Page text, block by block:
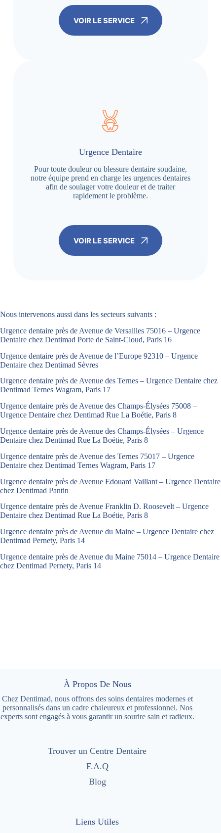
VOIR LE SERVICE
Urgence Dentaire
Pour toute douleur ou blessure dentaire soudaine,
notre équipe prend en charge les urgences dentaires
afin de soulager votre douleur et de traiter
rapidement le problème.
VOIR LE SERVICE
Nous intervenons aussi dans les secteurs suivants :
Urgence dentaire près de Avenue de Versailles 75016 – Urgence
Dentaire chez Dentimad Porte de Saint-Cloud, Paris 16
Urgence dentaire près de Avenue de l’Europe 92310 – Urgence
Dentaire chez Dentimad Sèvres
Urgence dentaire près de Avenue des Ternes – Urgence Dentaire chez
Dentimad Ternes Wagram, Paris 17
Urgence dentaire près de Avenue des Champs-Élysées 75008 –
Urgence Dentaire chez Dentimad Rue La Boétie, Paris 8
Urgence dentaire près de Avenue des Champs-Élysées – Urgence
Dentaire chez Dentimad Rue La Boétie, Paris 8
Urgence dentaire près de Avenue des Ternes 75017 – Urgence
Dentaire chez Dentimad Ternes Wagram, Paris 17
Urgence dentaire près de Avenue Edouard Vaillant – Urgence Dentaire
chez Dentimad Pantin
Urgence dentaire près de Avenue Franklin D. Roosevelt – Urgence
Dentaire chez Dentimad Rue La Boétie, Paris 8
Urgence dentaire près de Avenue du Maine – Urgence Dentaire chez
Dentimad Pernety, Paris 14
Urgence dentaire près de Avenue du Maine 75014 – Urgence Dentaire
chez Dentimad Pernety, Paris 14
À Propos De Nous
Chez Dentimad, nous offrons des soins dentaires modernes et
personnalisés dans un cadre chaleureux et professionnel. Nos
experts sont engagés à vous garantir un sourire sain et radieux.
Trouver un Centre Dentaire
F.A.Q
Blog
Liens Utiles